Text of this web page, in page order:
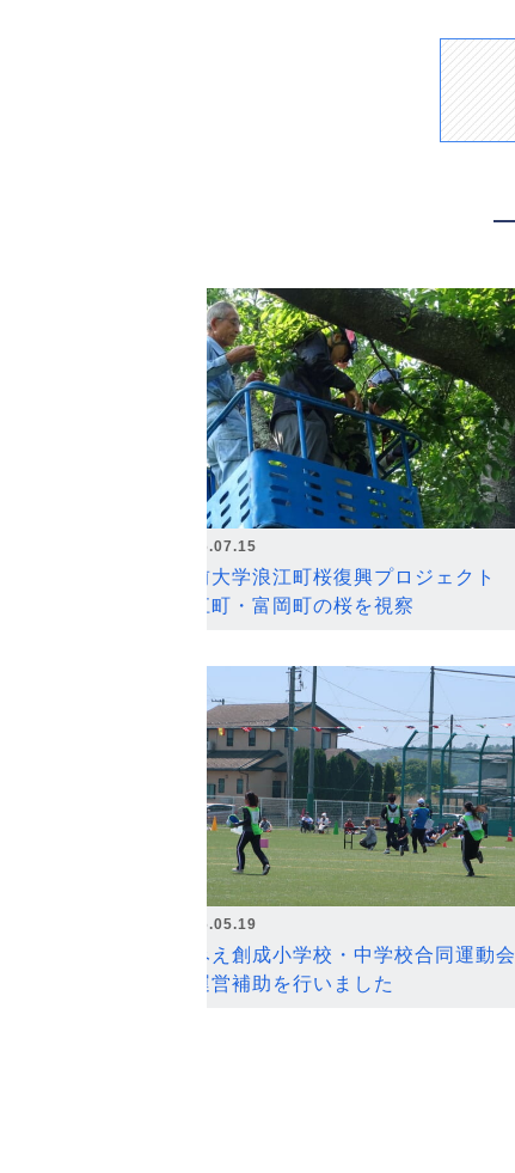
2026.07.15
弘前大学浪江町桜復興プロジェクト
浪江町・富岡町の桜を視察
2026.05.19
なみえ創成小学校・中学校合同運動会
の運営補助を行いました